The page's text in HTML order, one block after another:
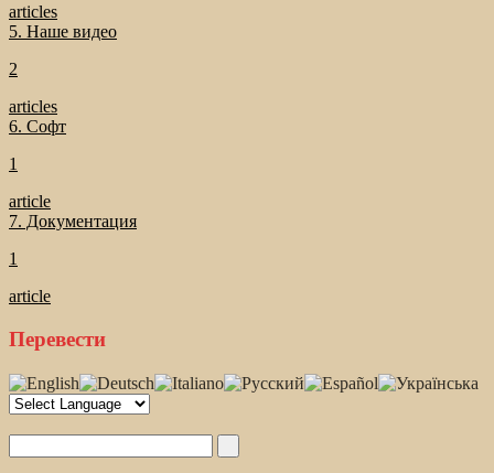
articles
5. Наше видео
2
articles
6. Софт
1
article
7. Документация
1
article
Перевести